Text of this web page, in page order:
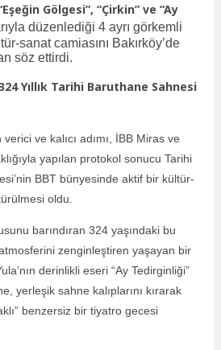
Gölgesi”, “Çirkin” ve “Ay
düzenlediği 4 ayrı görkemli
sanat camiasını Bakırköy’de
söz ettirdi.
Yıllık Tarihi Baruthane Sahnesi
ve kalıcı adımı, İBB Miras ve
yapılan protokol sonucu Tarihi
BBT bünyesinde aktif bir kültür-
oldu.
barındıran 324 yaşındaki bu
zenginleştiren yaşayan bir
derinlikli eseri “Ay Tedirginliği”
yerleşik sahne kalıplarını kırarak
benzersiz bir tiyatro gecesi